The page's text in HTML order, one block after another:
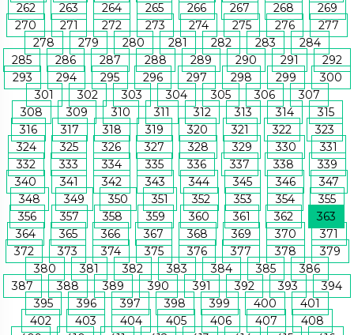
262
263 264 265 266 267 268
269
270
271 272 273 274 275 276
277
278
279 280 281 282 283
284
285
286 287 288 289 290 291
292
293
294 295 296 297 298 299
300
301
302 303 304 305 306
307
308
309 310 311 312 313 314
315
316
317 318 319 320 321 322
323
324
325 326 327 328 329 330
331
332
333 334 335 336 337 338
339
340
341 342 343 344 345 346
347
348
349 350 351 352 353 354
355
356
357 358 359 360 361 362
363
364
365 366 367 368 369 370
371
372
373 374 375 376 377 378
379
380
381 382 383 384 385
386
387
388 389 390 391 392 393
394
395
396 397 398 399 400
401
402
403 404 405 406 407
408